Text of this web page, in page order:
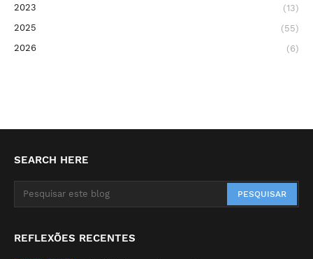
2023
(13)
2025
(55)
2026
(6)
SEARCH HERE
REFLEXÕES RECENTES